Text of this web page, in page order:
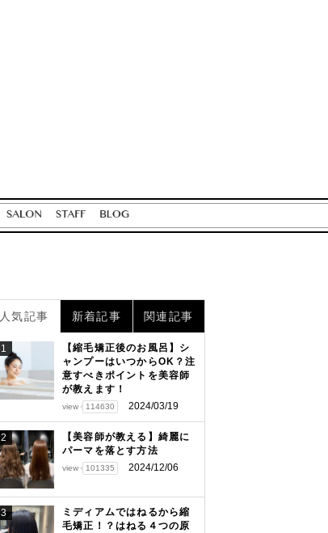
人気記事 新着記事 関連記事
1
【縮毛矯正後のお風呂】シ
ャンプーはいつからOK？注
意すべきポイントを美容師
が教えます！
view 114630 2024/03/19
2
【美容師が教える】綺麗に
パーマを落とす方法
view 101335 2024/12/06
3
ミディアムではねるから縮
毛矯正！？はねる４つの原